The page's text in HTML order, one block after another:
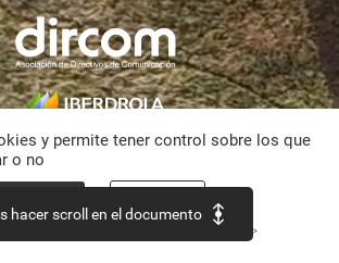
y permite tener control sobre los que
o no
Continuar sin aceptar >
hacer scroll en el documento